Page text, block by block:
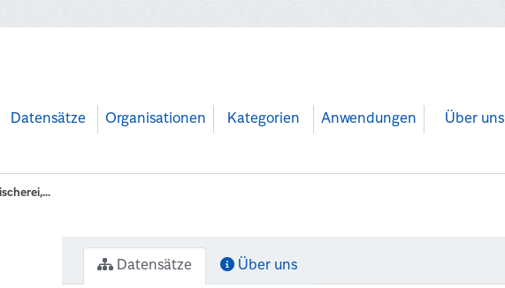
Datensätze Organisationen Kategorien Anwendungen Über uns
Datensätze Über uns